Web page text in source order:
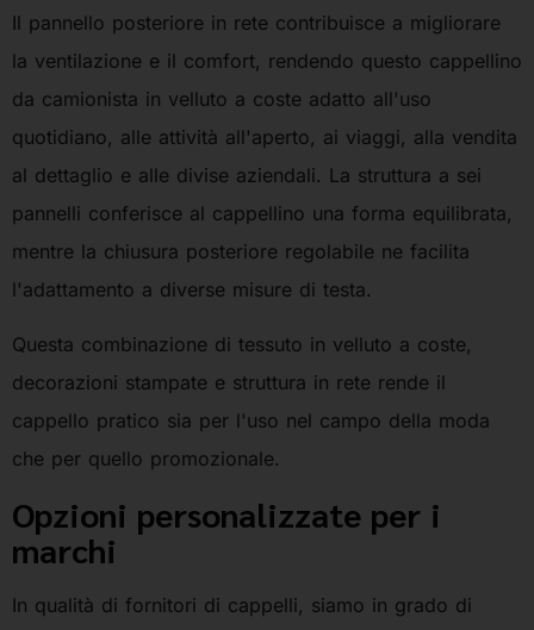
Il pannello posteriore in rete contribuisce a migliorare
la ventilazione e il comfort, rendendo questo cappellino
da camionista in velluto a coste adatto all'uso
quotidiano, alle attività all'aperto, ai viaggi, alla vendita
al dettaglio e alle divise aziendali. La struttura a sei
pannelli conferisce al cappellino una forma equilibrata,
mentre la chiusura posteriore regolabile ne facilita
l'adattamento a diverse misure di testa.
Questa combinazione di tessuto in velluto a coste,
decorazioni stampate e struttura in rete rende il
cappello pratico sia per l'uso nel campo della moda
che per quello promozionale.
Opzioni personalizzate per i
marchi
In qualità di fornitori di cappelli, siamo in grado di